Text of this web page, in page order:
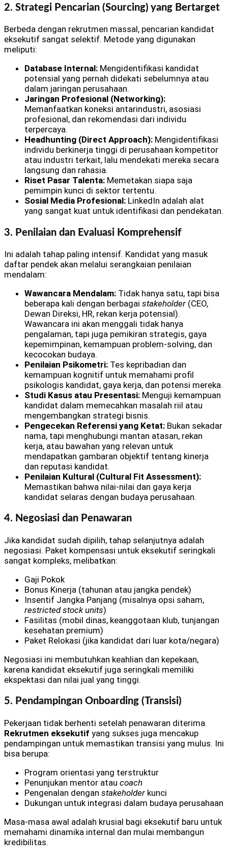
2. Strategi Pencarian (Sourcing) yang Bertarget
Berbeda dengan rekrutmen massal, pencarian kandidat
eksekutif sangat selektif. Metode yang digunakan
meliputi:
Database Internal: Mengidentifikasi kandidat
potensial yang pernah didekati sebelumnya atau
dalam jaringan perusahaan.
Jaringan Profesional (Networking):
Memanfaatkan koneksi antarindustri, asosiasi
profesional, dan rekomendasi dari individu
terpercaya.
Headhunting (Direct Approach): Mengidentifikasi
individu berkinerja tinggi di perusahaan kompetitor
atau industri terkait, lalu mendekati mereka secara
langsung dan rahasia.
Riset Pasar Talenta: Memetakan siapa saja
pemimpin kunci di sektor tertentu.
Sosial Media Profesional: LinkedIn adalah alat
yang sangat kuat untuk identifikasi dan pendekatan.
3. Penilaian dan Evaluasi Komprehensif
Ini adalah tahap paling intensif. Kandidat yang masuk
daftar pendek akan melalui serangkaian penilaian
mendalam:
Wawancara Mendalam: Tidak hanya satu, tapi bisa
beberapa kali dengan berbagai stakeholder (CEO,
Dewan Direksi, HR, rekan kerja potensial).
Wawancara ini akan menggali tidak hanya
pengalaman, tapi juga pemikiran strategis, gaya
kepemimpinan, kemampuan problem-solving, dan
kecocokan budaya.
Penilaian Psikometri: Tes kepribadian dan
kemampuan kognitif untuk memahami profil
psikologis kandidat, gaya kerja, dan potensi mereka.
Studi Kasus atau Presentasi: Menguji kemampuan
kandidat dalam memecahkan masalah riil atau
mengembangkan strategi bisnis.
Pengecekan Referensi yang Ketat: Bukan sekadar
nama, tapi menghubungi mantan atasan, rekan
kerja, atau bawahan yang relevan untuk
mendapatkan gambaran objektif tentang kinerja
dan reputasi kandidat.
Penilaian Kultural (Cultural Fit Assessment):
Memastikan bahwa nilai-nilai dan gaya kerja
kandidat selaras dengan budaya perusahaan.
4. Negosiasi dan Penawaran
Jika kandidat sudah dipilih, tahap selanjutnya adalah
negosiasi. Paket kompensasi untuk eksekutif seringkali
sangat kompleks, melibatkan:
Gaji Pokok
Bonus Kinerja (tahunan atau jangka pendek)
Insentif Jangka Panjang (misalnya opsi saham,
restricted stock units)
Fasilitas (mobil dinas, keanggotaan klub, tunjangan
kesehatan premium)
Paket Relokasi (jika kandidat dari luar kota/negara)
Negosiasi ini membutuhkan keahlian dan kepekaan,
karena kandidat eksekutif juga seringkali memiliki
ekspektasi dan nilai jual yang tinggi.
5. Pendampingan Onboarding (Transisi)
Pekerjaan tidak berhenti setelah penawaran diterima.
Rekrutmen eksekutif yang sukses juga mencakup
pendampingan untuk memastikan transisi yang mulus. Ini
bisa berupa:
Program orientasi yang terstruktur
Penunjukan mentor atau coach
Pengenalan dengan stakeholder kunci
Dukungan untuk integrasi dalam budaya perusahaan
Masa-masa awal adalah krusial bagi eksekutif baru untuk
memahami dinamika internal dan mulai membangun
kredibilitas.